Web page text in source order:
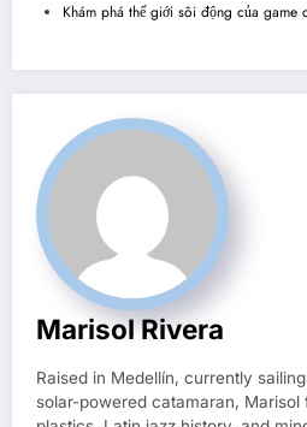
Khám phá thế giới sôi động của game
Marisol Rivera
Raised in Medellín, currently
solar-powered catamaran,